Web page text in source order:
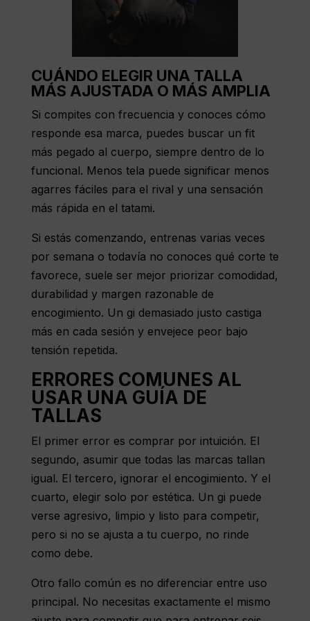
CUÁNDO ELEGIR UNA TALLA
MÁS AJUSTADA O MÁS AMPLIA
Si compites con frecuencia y conoces cómo
responde esa marca, puedes buscar un fit
más pegado al cuerpo, siempre dentro de lo
funcional. Menos tela puede significar menos
agarres fáciles para el rival y una sensación
más rápida en el tatami.
Si estás comenzando, entrenas varias veces
por semana o todavía no conoces qué corte te
favorece, suele ser mejor priorizar comodidad,
durabilidad y margen razonable de
encogimiento. Un gi demasiado justo castiga
más en cada sesión y envejece peor bajo
tensión repetida.
ERRORES COMUNES AL
USAR UNA GUÍA DE
TALLAS
El primer error es comprar por intuición. El
segundo, asumir que todas las marcas tallan
igual. El tercero, ignorar el encogimiento. Y el
cuarto, elegir solo por estética. Un gi puede
verse agresivo, limpio y listo para competir,
pero si no se ajusta a tu cuerpo, no rinde
como debe.
Otro fallo común es no diferenciar entre uso
principal. No necesitas exactamente el mismo